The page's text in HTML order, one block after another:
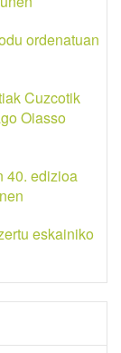
ordenatuan
Cuzcotik
Oiasso
40. edizioa
eskainiko